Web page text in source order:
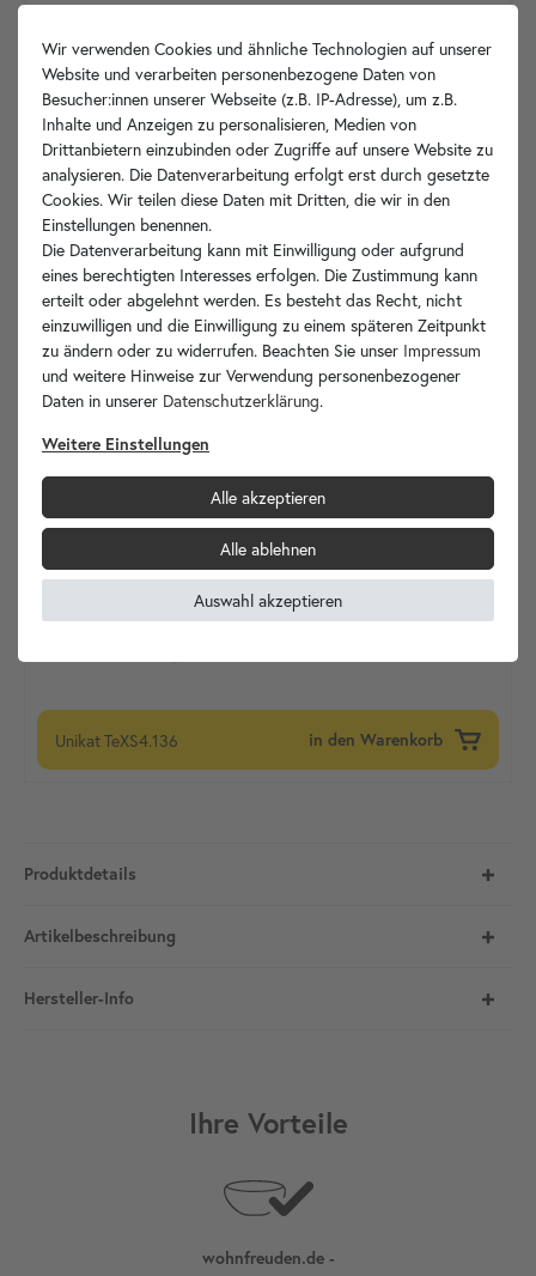
UnikatTeXS4.136 in den Warenkorb
Produktdetails
Artikelbeschreibung
Hersteller-Info
Ihre Vorteile
wohnfreuden.de -
Wir verwenden Cookies und ähnliche Technologien auf unserer
Website und verarbeiten personenbezogene Daten von
Besucher:innen unserer Webseite (z.B. IP-Adresse), um z.B.
Inhalte und Anzeigen zu personalisieren, Medien von
Drittanbietern einzubinden oder Zugriffe auf unsere Website zu
analysieren. Die Datenverarbeitung erfolgt erst durch gesetzte
Cookies. Wir teilen diese Daten mit Dritten, die wir in den
Einstellungen benennen.
Die Datenverarbeitung kann mit Einwilligung oder aufgrund
eines berechtigten Interesses erfolgen. Die Zustimmung kann
erteilt oder abgelehnt werden. Es besteht das Recht, nicht
einzuwilligen und die Einwilligung zu einem späteren Zeitpunkt
zu ändern oder zu widerrufen. Beachten Sie unser Impressum
und weitere Hinweise zur Verwendung personenbezogener
Daten in unserer Daten­schutz­erklärung.
Weitere Einstellungen
Alle akzeptieren
Alle ablehnen
Auswahl akzeptieren